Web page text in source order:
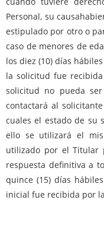
Personal, su
estipulado por otro o
caso de menores de
los diez (10) días
la solicitud fue
solicitud no pueda
contactará al
cuales el estado de su
ello se utilizará el
utilizado por el Titular
respuesta definitiva a
quince (15) días
inicial fue recibida por